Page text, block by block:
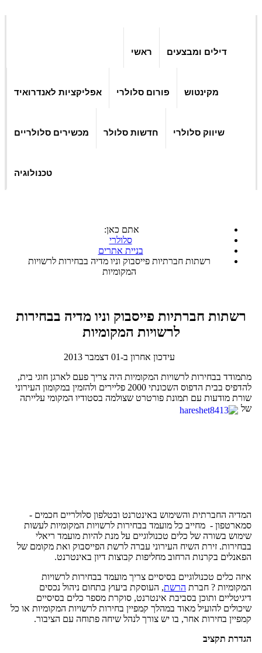
ראשי דילים ומבצעים
אפליקציות לאנדרואיד פורום סלולרי מקינטוש
מכשירים סלולריים חדשות סלולר שיווק סלולרי
טכנולוגיה
אתם כאן:
סלולרי
בניית אתרים
רשתות חברתיות פייסבוק וניו מדיה בבחירות לרשויות
המקומיות
רשתות חברתיות פייסבוק וניו מדיה בבחירות
לרשויות המקומיות
עידכון אחרון ב-01 דצמבר 2013
מתמודד בבחירות לרשויות המקומיות היה צריך פעם לארגן חוגי בית,
להדפיס בבית הדפוס השכונתי 2000 פליירים ולהזמין במקומון העירוני
שורת מודעות עם תמונת פורטרט שצולמה בסטודיו המקומי עלייתה
של
המדיה החברתית והשימוש באינטרנט ובטלפון סלולריים חכמים -
סמארטפון - מחייב כל מועמד בבחירות לרשויות המקומיות לעשות
שימוש בשורה של כלים טכנולוגיים על מנת להיות מועמד ריאלי
בבחירות. זירת השיח העירוני עברה לרשת הפייסבוק ואת מקומם של
הפאנלים בקרנות הרחוב מחליפות קבוצות דיון באינטרנט.
איזה כלים טכנולוגיים בסיסיים צריך מועמד בבחירות לרשויות
המקומיות ? חברת הרשת, העוסקת ביעוץ בתחום ניהול נכסים
דיגיטליים ותוכן בסביבת אינטרנט, סוקרת מספר כלים בסיסיים
שיכולים להועיל מאוד במהלך קמפיין בחירות לרשויות המקומיות או כל
קמפיין בחירות אחר, בו יש צורך לנהל שיחה פתוחה עם הציבור.
הגדרת תקציב